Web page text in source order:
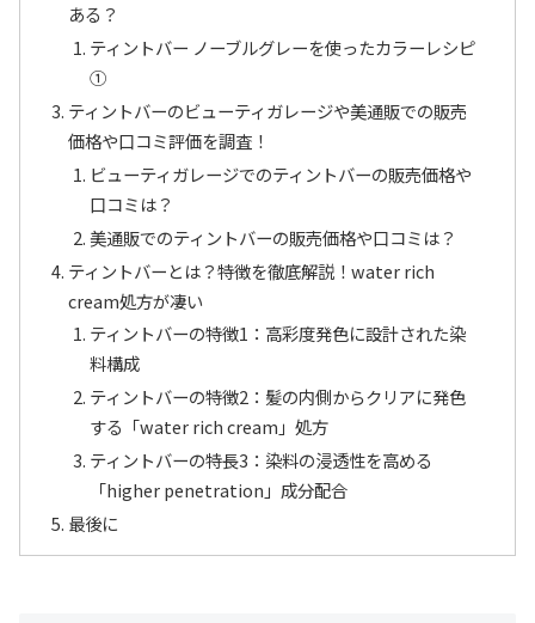
ある？
ティントバー ノーブルグレーを使ったカラーレシピ
①
ティントバーのビューティガレージや美通販での販売
価格や口コミ評価を調査！
ビューティガレージでのティントバーの販売価格や
口コミは？
美通販でのティントバーの販売価格や口コミは？
ティントバーとは？特徴を徹底解説！water rich
cream処方が凄い
ティントバーの特徴1：高彩度発色に設計された染
料構成
ティントバーの特徴2：髪の内側からクリアに発色
する「water rich cream」処方
ティントバーの特長3：染料の浸透性を高める
「higher penetration」成分配合
最後に